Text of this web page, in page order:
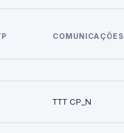
COMUNICAÇÕES
TTT CP_N